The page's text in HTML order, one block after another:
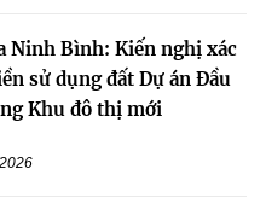
Ninh Bình: Kiến nghị xác
sử dụng đất Dự án Đầu
Khu đô thị mới